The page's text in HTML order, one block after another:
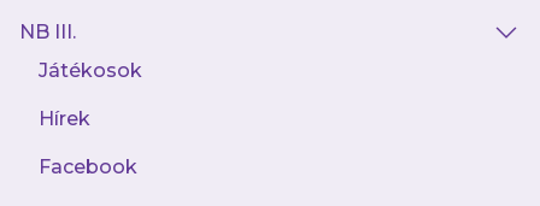
NB III.
Játékosok
Hírek
Facebook
a Szervező által közzétett Posztban és
teljesíti, továbbá
hozzájárul ahhoz, hogy a Szervező, illetve
Lebonyolító a Játékba történt